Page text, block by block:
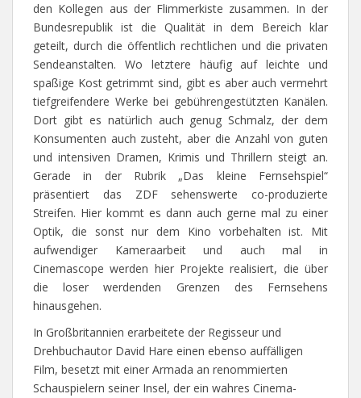
den Kollegen aus der Flimmerkiste zusammen. In der
Bundesrepublik ist die Qualität in dem Bereich klar
geteilt, durch die öffentlich rechtlichen und die privaten
Sendeanstalten. Wo letztere häufig auf leichte und
spaßige Kost getrimmt sind, gibt es aber auch vermehrt
tiefgreifendere Werke bei gebührengestützten Kanälen.
Dort gibt es natürlich auch genug Schmalz, der dem
Konsumenten auch zusteht, aber die Anzahl von guten
und intensiven Dramen, Krimis und Thrillern steigt an.
Gerade in der Rubrik „Das kleine Fernsehspiel“
präsentiert das ZDF sehenswerte co-produzierte
Streifen. Hier kommt es dann auch gerne mal zu einer
Optik, die sonst nur dem Kino vorbehalten ist. Mit
aufwendiger Kameraarbeit und auch mal in
Cinemascope werden hier Projekte realisiert, die über
die loser werdenden Grenzen des Fernsehens
hinausgehen.
In Großbritannien erarbeitete der Regisseur und
Drehbuchautor David Hare einen ebenso auffälligen
Film, besetzt mit einer Armada an renommierten
Schauspielern seiner Insel, der ein wahres Cinema-